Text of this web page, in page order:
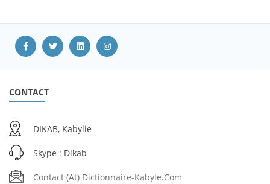
CONTACT
DIKAB, Kabylie
Skype : Dikab
Contact (at) Dictionnaire-Kabyle.com